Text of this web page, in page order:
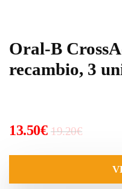
Oral-B
recambio, 3
19.20€El
era:
13.50€
El
actual
es: